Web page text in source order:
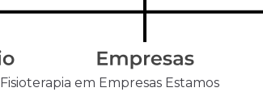
Fisioterapia em Empresas Estamos